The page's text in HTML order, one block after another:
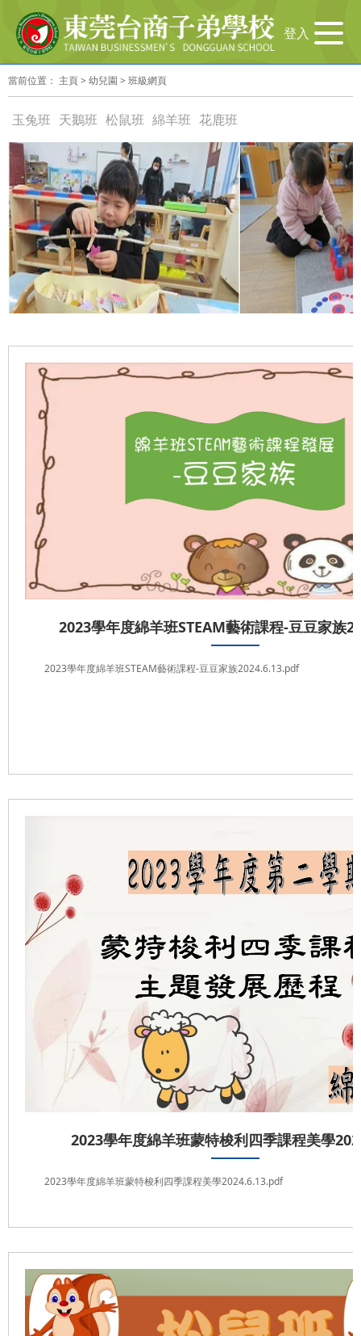
导
航
切
登入
當前位置： 主頁> 幼兒園 > 班級網頁
玉兔班 天鵝班 松鼠班 綿羊班 花鹿班
2023學年度綿羊班STEAM藝術課程-豆豆家族
2023學年度綿羊班STEAM藝術課程-豆豆家族2024.6.13.pdf
2023學年度綿羊班蒙特梭利四季課程美學
2023學年度綿羊班蒙特梭利四季課程美學2024.6.13.pdf